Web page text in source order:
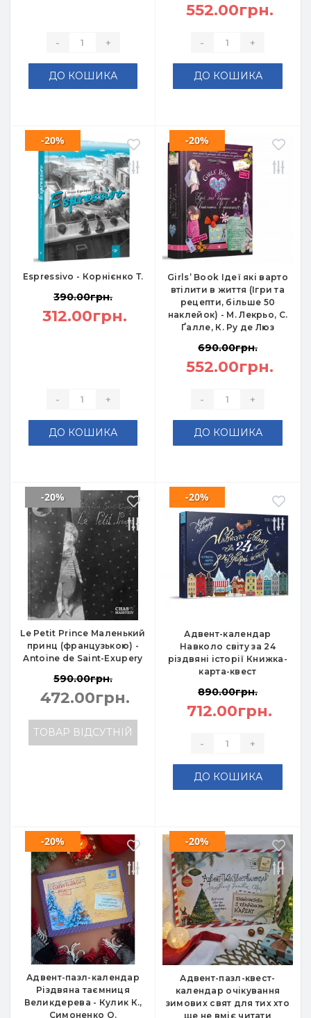
- +
ДО КОШИКА
552.00грн.
- +
ДО КОШИКА
Espressivo - Корнієнко Т.
-20%
390.00грн.
312.00грн.
- +
ДО КОШИКА
Girls’ Book Ідеї які варто
втілити в життя (Ігри та
рецепти, більше 50
наклейок) - М. Лекрьо, С.
Ґалле, К. Ру де Люз
-20%
690.00грн.
552.00грн.
- +
ДО КОШИКА
Le Petit Prince Маленький
принц (французькою) -
Antoine de Saint-Exupery
-20%
590.00грн.
472.00грн.
ТОВАР ВІДСУТНІЙ
Адвент-календар
Навколо світу за 24
різдвяні історії Книжка-
карта-квест
-20%
890.00грн.
712.00грн.
- +
ДО КОШИКА
Адвент-пазл-календар
Різдвяна таємниця
Великдерева - Кулик К.,
Симоненко О.
-20%
Адвент-пазл-квест-
календар очікування
зимових свят для тих хто
ще не вміє читати
-20%